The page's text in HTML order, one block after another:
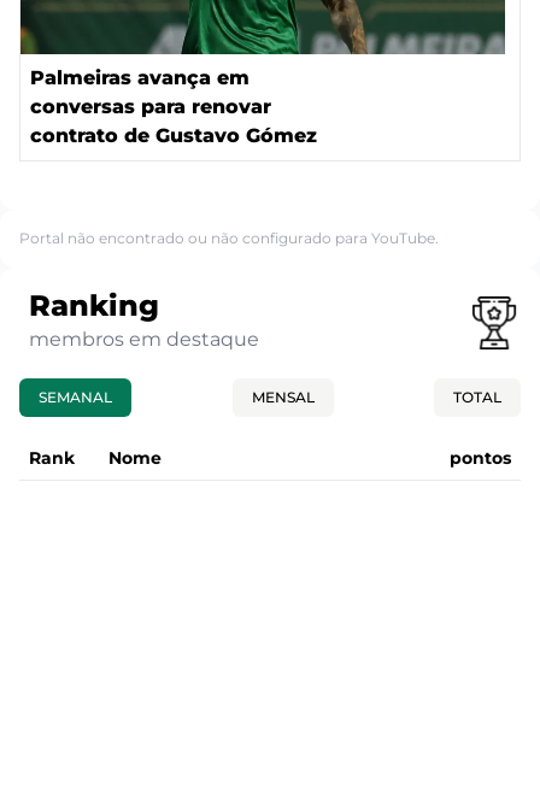
Palmeiras avança em
conversas para renovar
contrato de Gustavo Gómez
Portal não encontrado ou não configurado para YouTube.
Ranking
membros em destaque
SEMANAL MENSAL TOTAL
Rank Nome pontos